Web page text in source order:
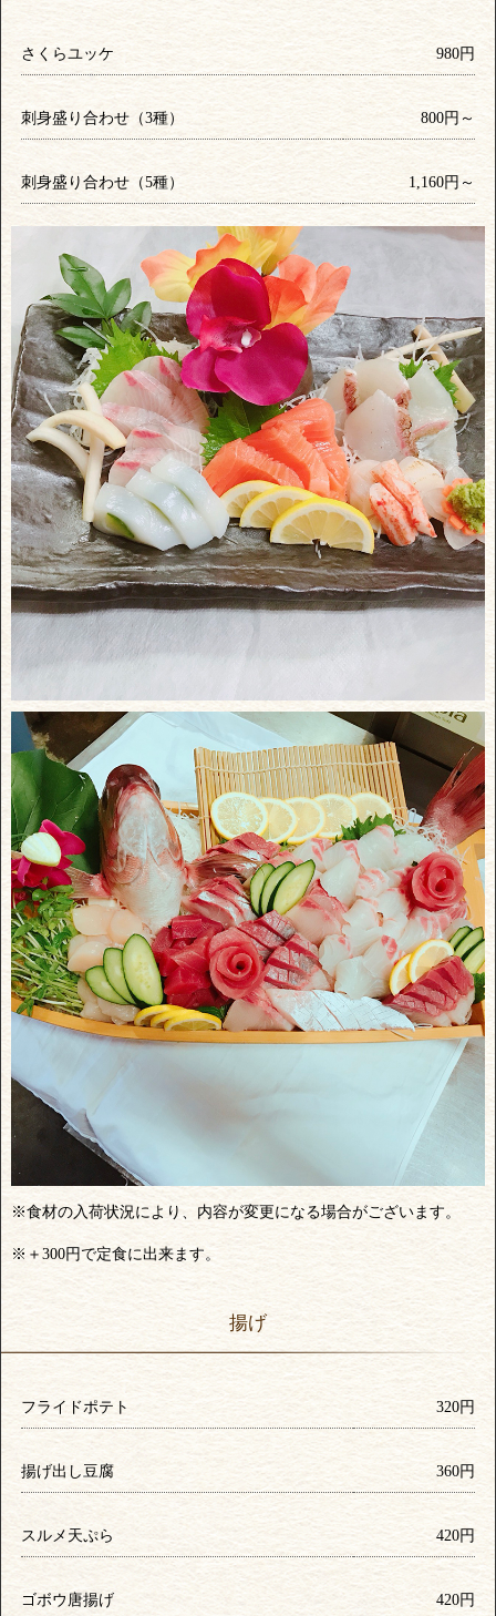
さくらユッケ 980円
刺身盛り合わせ（3種） 800円～
刺身盛り合わせ（5種） 1,160円～
※食材の入荷状況により、内容が変更になる場合がございます。
※＋300円で定食に出来ます。
揚げ
フライドポテト 320円
揚げ出し豆腐 360円
スルメ天ぷら 420円
ゴボウ唐揚げ 420円